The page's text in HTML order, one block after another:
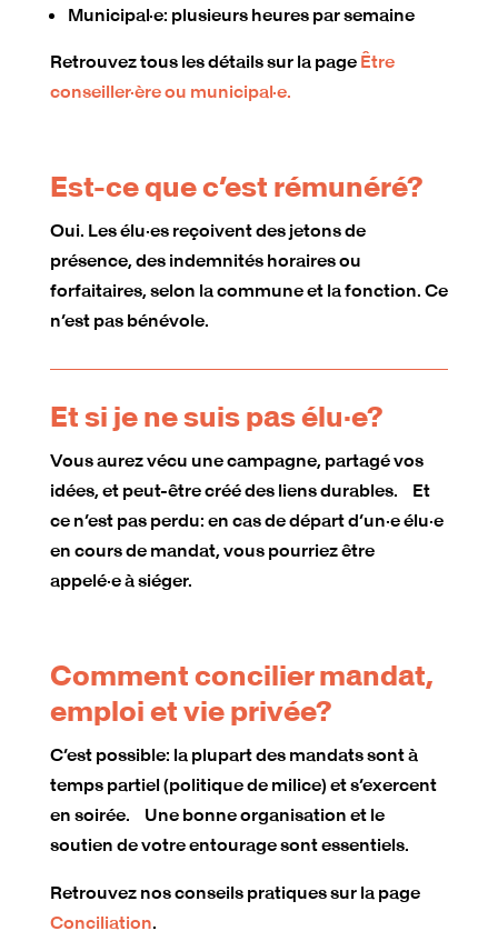
Municipal·e: plusieurs heures par semaine
Retrouvez tous les détails sur la page Être
conseiller·ère ou municipal·e.
Est-ce que c’est rémunéré?
Oui. Les élu·es reçoivent des jetons de
présence, des indemnités horaires ou
forfaitaires, selon la commune et la fonction. Ce
n’est pas bénévole.
Et si je ne suis pas élu·e?
Vous aurez vécu une campagne, partagé vos
idées, et peut-être créé des liens durables. Et
ce n’est pas perdu: en cas de départ d’un·e élu·e
en cours de mandat, vous pourriez être
appelé·e à siéger.
Comment concilier mandat,
emploi et vie privée?
C’est possible: la plupart des mandats sont à
temps partiel (politique de milice) et s’exercent
en soirée. Une bonne organisation et le
soutien de votre entourage sont essentiels.
Retrouvez nos conseils pratiques sur la page
Conciliation.